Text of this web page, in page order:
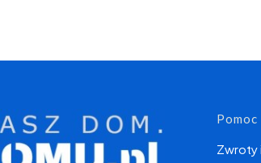
Pomoc
Zwroty